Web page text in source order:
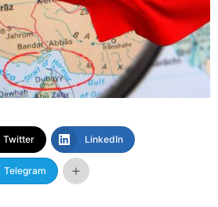
Twitter LinkedIn
Telegram